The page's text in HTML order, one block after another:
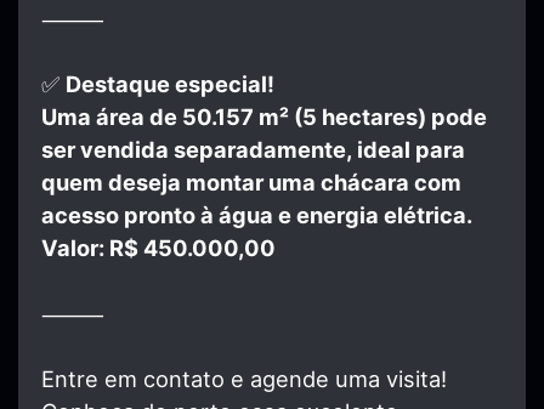
⸻
✅ Destaque especial!
Uma área de 50.157 m² (5 hectares) pode
ser vendida separadamente, ideal para
quem deseja montar uma chácara com
acesso pronto à água e energia elétrica.
Valor: R$ 450.000,00
⸻
Entre em contato e agende uma visita!